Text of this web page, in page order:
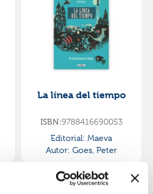
La línea del tiempo
ISBN:9788416690053
Editorial: Maeva
Autor: Goes, Peter